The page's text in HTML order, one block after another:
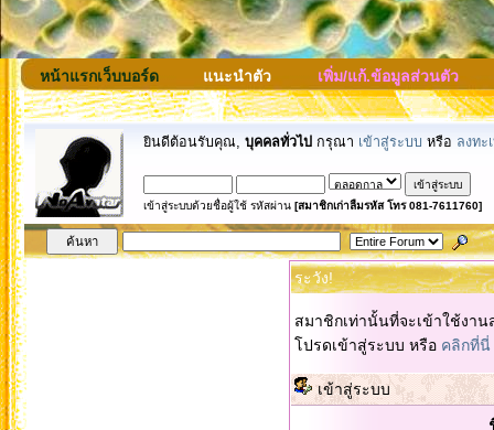
หน้าแรกเว็บบอร์ด แนะนำตัว เพิ่ม/แก้.ข้อมูลส่วนตัว
ยินดีต้อนรับคุณ, บุคคลทั่วไป กรุณา เข้าสู่ระบบ หรือ ลงทะ
เข้าสู่ระบบด้วยชื่อผู้ใช้ รหัสผ่าน [สมาชิกเก่าลืมรหัส โทร 081-7611760]
ระวัง!
สมาชิกเท่านั้นที่จะเข้าใช้งา
โปรดเข้าสู่ระบบ หรือ คลิกที่นี่
เข้าสู่ระบบ